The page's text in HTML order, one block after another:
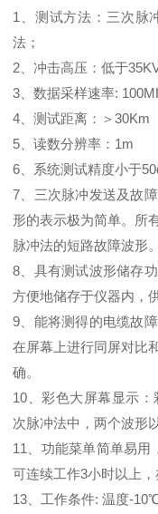
1、测试方法：三次脉
法；
2、冲击高压：低于
3、数据采样速率:
4、测试距离：＞30Km
5、读数分辨率：1m
6、系统测试精度小于
7、三次脉冲发送及故
形的表示极为简单。所
脉冲法的短路故障波形。
8、具有测试波形储存
方便地储存于仪器内，
9、能将测得的电缆故
在屏幕上进行同屏对比
确。
10、彩色大屏幕显示
次脉冲法中，两个波形
11、功能菜单简单易用
可连续工作3小时以上，
13、工作条件: 温度-